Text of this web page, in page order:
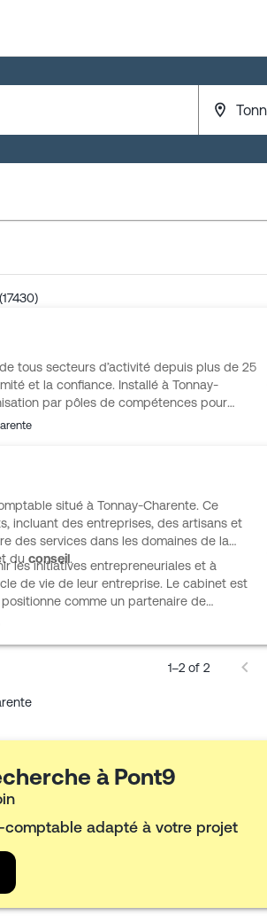
tous secteurs d’activité depuis plus de 25
et la confiance. Installé à Tonnay-
par pôles de compétences pour
sociaux et paie, juridiques et fiscaux,
digitales et collaboratives pour gagner
situé à Tonnay-Charente. Ce
incluant des entreprises, des artisans et
des services dans les domaines de la
du conseil.
les initiatives entrepreneuriales et à
de vie de leur entreprise. Le cabinet est
comme un partenaire de
professionnels.
1–2 of 2
à Pont9
comptable adapté à votre projet